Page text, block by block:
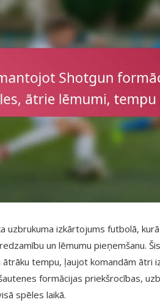
uzbrukuma izkārtojums futbolā,
un lēmumu pieņemšanu.
tempu, ļaujot komandām ātri
formācijas priekšrocības,
spēles laikā.